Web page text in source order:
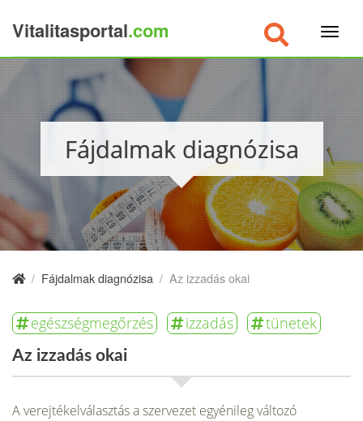
Vitalitasportal.com
Fájdalmak diagnózisa
/ Fájdalmak diagnózisa / Az izzadás okai
egészségmegőrzés izzadás tünetek
Az izzadás okai
A verejtékelválasztás a szervezet egyénileg változó
×